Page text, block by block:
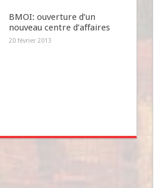
BMOI: ouverture d’un
nouveau centre d’affaires
20 février 2013